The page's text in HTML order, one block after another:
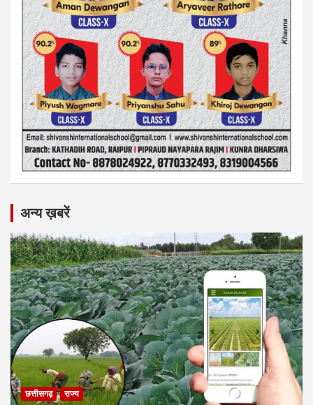
अन्य ख़बरें
छत्तीसगढ़ राज्य